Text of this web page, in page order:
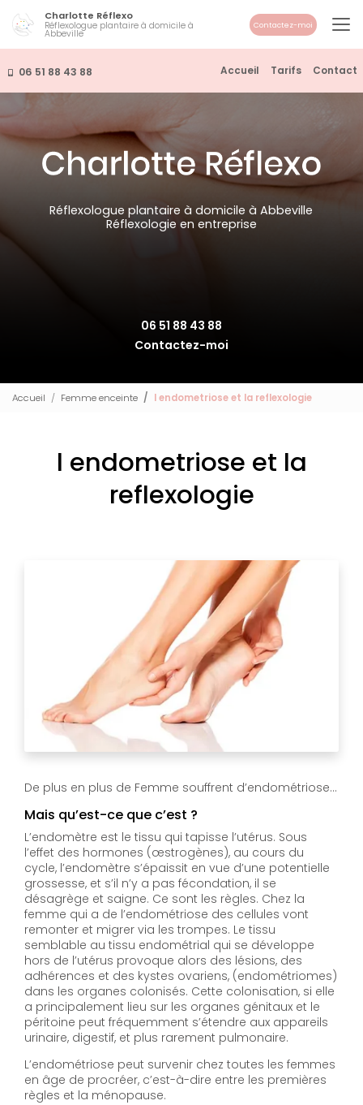
contenu
principal
06 51 88 43 88 Accueil Tarifs Contact
Charlotte Réflexo
Réflexologue plantaire à domicile à
Abbeville
Contactez-moi
Réflexologue plantaire à domicile à Abbeville
Réflexologie en entreprise
06 51 88 43 88
Contactez-moi
Accueil Femme enceinte l endometriose et la reflexologie
l endometriose et la
reflexologie
De plus en plus de Femme souffrent d’endométriose…
Mais qu’est-ce que c’est ?
L’endomètre est le tissu qui tapisse l’utérus. Sous
l’effet des hormones (œstrogènes), au cours du
cycle, l’endomètre s’épaissit en vue d’une potentielle
grossesse, et s’il n’y a pas fécondation, il se
désagrège et saigne. Ce sont les règles. Chez la
femme qui a de l’endométriose des cellules vont
remonter et migrer via les trompes. Le tissu
semblable au tissu endométrial qui se développe
hors de l’utérus provoque alors des lésions, des
adhérences et des kystes ovariens, (endométriomes)
dans les organes colonisés. Cette colonisation, si elle
a principalement lieu sur les organes génitaux et le
péritoine peut fréquemment s’étendre aux appareils
urinaire, digestif, et plus rarement pulmonaire.
L’endométriose peut survenir chez toutes les femmes
en âge de procréer, c’est-à-dire entre les premières
règles et la ménopause.